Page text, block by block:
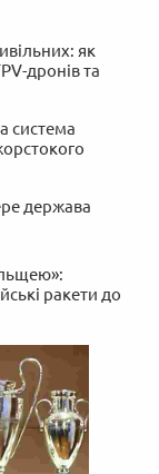
як
дронів та
система
держава
ракети до